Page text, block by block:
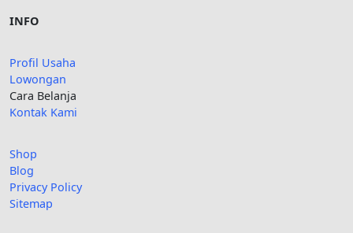
INFO
Profil Usaha
Lowongan
Cara Belanja
Kontak Kami
Shop
Blog
Privacy Policy
Sitemap